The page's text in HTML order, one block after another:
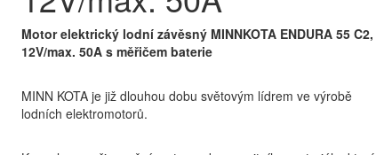
Motor elektrický lodní závěsný MINNKOTA ENDURA 55 C2,
12V/max. 50A s měřičem baterie
MINN KOTA je již dlouhou dobu světovým lídrem ve výrobě
lodních elektromotorů.